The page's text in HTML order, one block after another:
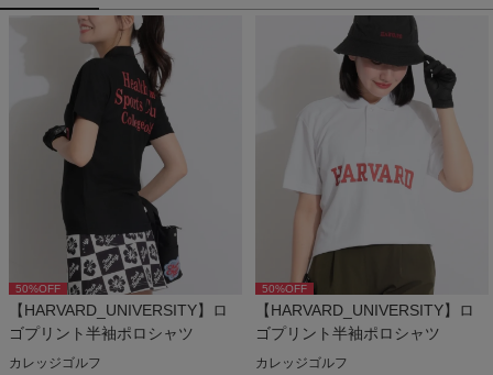
50%OFF
【HARVARD_UNIVERSITY】ロ
ゴプリント半袖ポロシャツ
カレッジゴルフ
50%OFF
【HARVARD_UNIVERSITY】ロ
ゴプリント半袖ポロシャツ
カレッジゴルフ